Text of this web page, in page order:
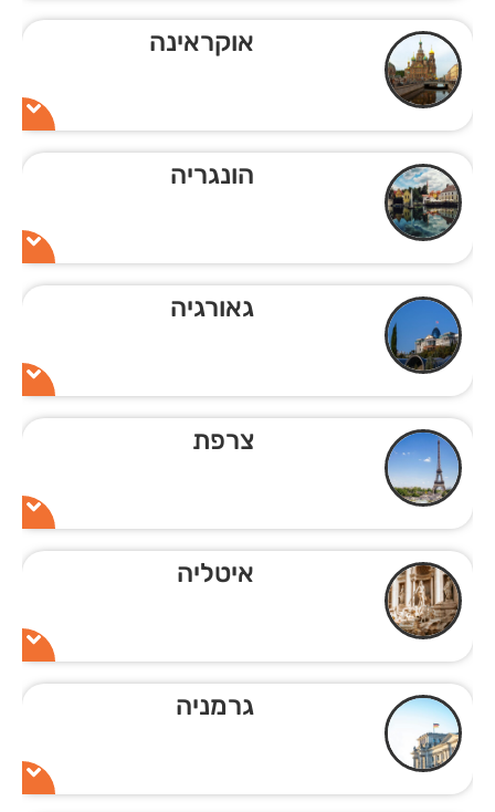
אוקראינה
הונגריה
גאורגיה
צרפת
איטליה
גרמניה